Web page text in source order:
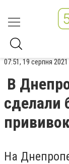
07:51, 19 серпня 2021
В
сделали
На